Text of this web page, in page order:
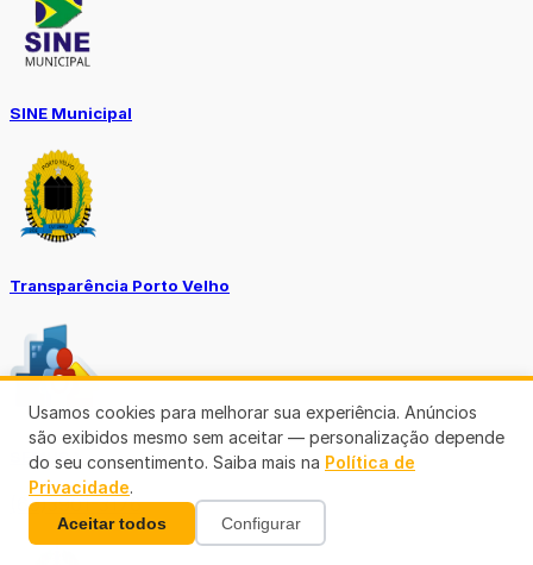
SINE Municipal
Transparência Porto Velho
SEMUSA
(69)3901-3176
Usamos cookies para melhorar sua experiência. Anúncios
são exibidos mesmo sem aceitar — personalização depende
do seu consentimento. Saiba mais na Política de
Privacidade.
Aceitar todos Configurar